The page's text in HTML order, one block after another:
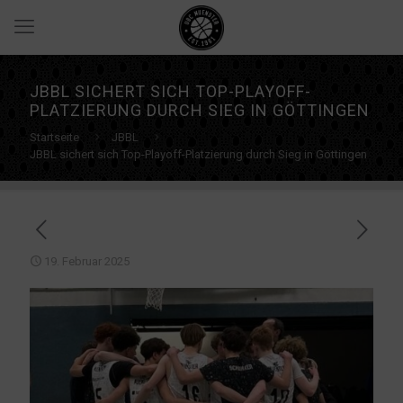
JBBL SICHERT SICH TOP-PLAYOFF-
PLATZIERUNG DURCH SIEG IN GÖTTINGEN
Startseite
JBBL
JBBL sichert sich Top-Playoff-Platzierung durch Sieg in Göttingen
19. Februar 2025